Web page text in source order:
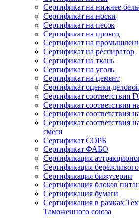
Сертификат на нижнее
Сертификат на носки
Сертификат на песок
Сертификат на провод
Сертификат на
Сертификат на респиратор
Сертификат на ткань
Сертификат на уголь
Сертификат на цемент
Сертификат оценки
Сертификат соответствия
Сертификат соответствия
Сертификат соответствия
Сертификат соответствия
смеси
Сертификат СОРБ
Сертификат ФАБО
Сертификация
Сертификация бережливого
Сертификация бижутерии
Сертификация блоков
Сертификация бумаги
Сертификация в рамках
Таможенного союза